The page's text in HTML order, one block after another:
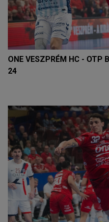
ONE VESZPRÉM HC - OTP
24